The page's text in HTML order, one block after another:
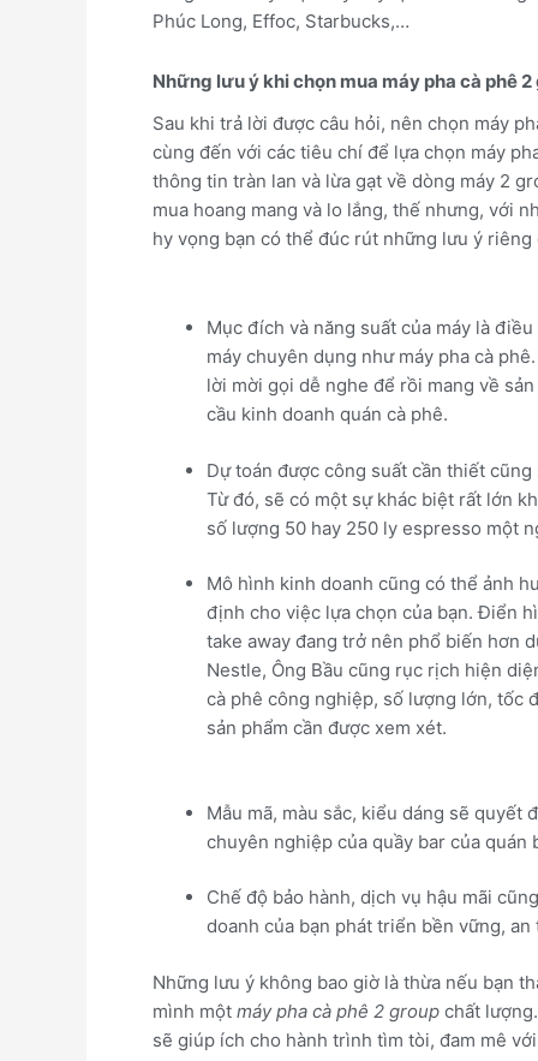
Phúc Long, Effoc, Starbucks,…
Những lưu ý khi chọn mua máy pha cà phê 2
Sau khi trả lời được câu hỏi, nên chọn máy
cùng đến với các tiêu chí để lựa chọn máy
thông tin tràn lan và lừa gạt về dòng máy 2
mua hoang mang và lo lắng, thế nhưng, với
hy vọng bạn có thể đúc rút những lưu ý riêng
Mục đích và năng suất của máy là
máy chuyên dụng như máy pha cà
lời mời gọi dễ nghe để rồi mang về
cầu kinh doanh quán cà phê.
Dự toán được công suất cần thiết
Từ đó, sẽ có một sự khác biệt rất lớn
số lượng 50 hay 250 ly espresso một
Mô hình kinh doanh cũng có thể ảnh
định cho việc lựa chọn của bạn. Điển
take away đang trở nên phổ biến hơn
Nestle, Ông Bầu cũng rục rịch hiện
cà phê công nghiệp, số lượng lớn, tốc
sản phẩm cần được xem xét.
Mẫu mã, màu sắc, kiểu dáng sẽ quyết
chuyên nghiệp của quầy bar của quán
Chế độ bảo hành, dịch vụ hậu mãi
doanh của bạn phát triển bền vững, an
Những lưu ý không bao giờ là thừa nếu bạn
mình một máy pha cà phê 2 group chất
sẽ giúp ích cho hành trình tìm tòi, đam mê